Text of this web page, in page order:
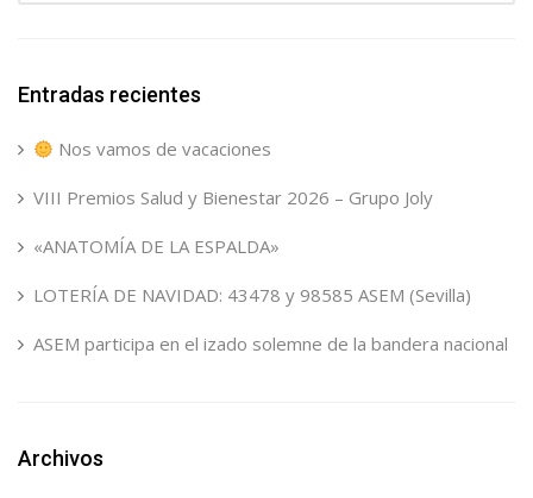
Entradas recientes
Nos vamos de vacaciones
VIII Premios Salud y Bienestar 2026 – Grupo Joly
«ANATOMÍA DE LA ESPALDA»
LOTERÍA DE NAVIDAD: 43478 y 98585 ASEM (Sevilla)
ASEM participa en el izado solemne de la bandera nacional
Archivos